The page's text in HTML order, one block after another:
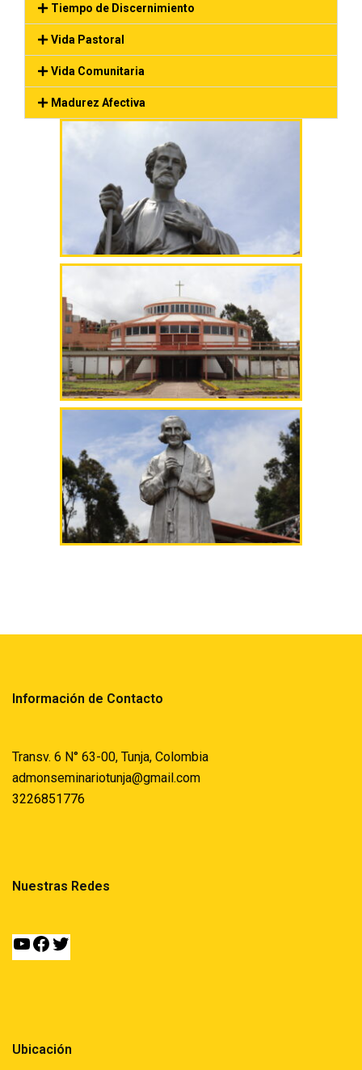
Tiempo de Discernimiento
Vida Pastoral
Vida Comunitaria
Madurez Afectiva
Información de Contacto
Transv. 6 N° 63-00, Tunja, Colombia
admonseminariotunja@gmail.com
3226851776
Nuestras Redes
Ubicación